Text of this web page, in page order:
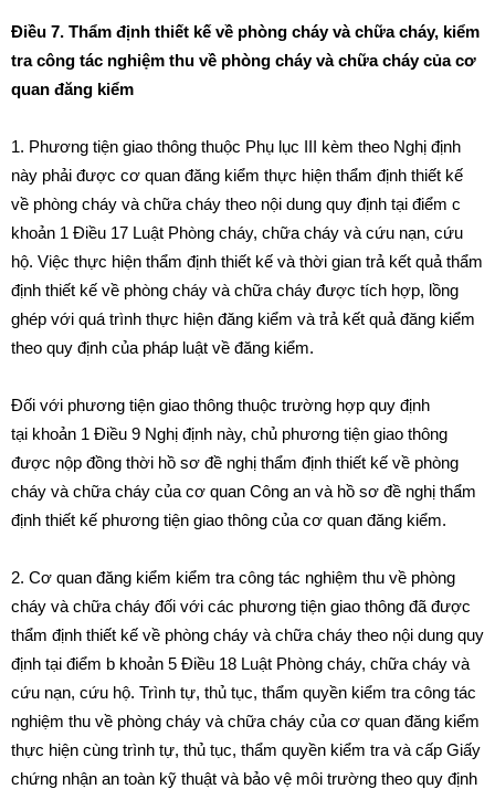
Điều 7. Thẩm định thiết kế về phòng cháy và chữa cháy, kiểm
tra công tác nghiệm thu về phòng cháy và chữa cháy của cơ
quan đăng kiểm
1. Phương tiện giao thông thuộc Phụ lục III kèm theo Nghị định
này phải được cơ quan đăng kiểm thực hiện thẩm định thiết kế
về phòng cháy và chữa cháy theo nội dung quy định tại điểm c
khoản 1 Điều 17 Luật Phòng cháy, chữa cháy và cứu nạn, cứu
hộ. Việc thực hiện thẩm định thiết kế và thời gian trả kết quả thẩm
định thiết kế về phòng cháy và chữa cháy được tích hợp, lồng
ghép với quá trình thực hiện đăng kiểm và trả kết quả đăng kiểm
theo quy định của pháp luật về đăng kiểm.
Đối với phương tiện giao thông thuộc trường hợp quy định
tại khoản 1 Điều 9 Nghị định này, chủ phương tiện giao thông
được nộp đồng thời hồ sơ đề nghị thẩm định thiết kế về phòng
cháy và chữa cháy của cơ quan Công an và hồ sơ đề nghị thẩm
định thiết kế phương tiện giao thông của cơ quan đăng kiểm.
2. Cơ quan đăng kiểm kiểm tra công tác nghiệm thu về phòng
cháy và chữa cháy đối với các phương tiện giao thông đã được
thẩm định thiết kế về phòng cháy và chữa cháy theo nội dung quy
định tại điểm b khoản 5 Điều 18 Luật Phòng cháy, chữa cháy và
cứu nạn, cứu hộ. Trình tự, thủ tục, thẩm quyền kiểm tra công tác
nghiệm thu về phòng cháy và chữa cháy của cơ quan đăng kiểm
thực hiện cùng trình tự, thủ tục, thẩm quyền kiểm tra và cấp Giấy
chứng nhận an toàn kỹ thuật và bảo vệ môi trường theo quy định